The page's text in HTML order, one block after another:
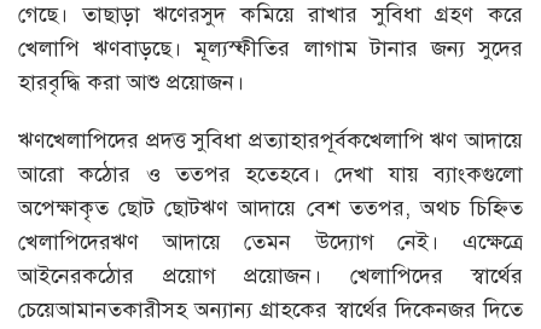
গেছে। তাছাড়া ঋণেরসুদ কমিয়ে রাখার সুবিধা গ্রহণ করে
খেলাপি ঋণবাড়ছে। মূল্যস্ফীতির লাগাম টানার জন্য সুদের
হারবৃদ্ধি করা আশু প্রয়োজন।
ঋণখেলাপিদের প্রদত্ত সুবিধা প্রত্যাহারপূর্বকখেলাপি ঋণ আদায়ে
আরো কঠোর ও তত্পর হতেহবে। দেখা যায় ব্যাংকগুলো
অপেক্ষাকৃত ছোট ছোটঋণ আদায়ে বেশ তত্পর, অথচ চিহ্নিত
খেলাপিদেরঋণ আদায়ে তেমন উদ্যোগ নেই। এক্ষেত্রে
আইনেরকঠোর প্রয়োগ প্রয়োজন। খেলাপিদের স্বার্থের
চেয়েআমানতকারীসহ অন্যান্য গ্রাহকের স্বার্থের দিকেনজর দিতে